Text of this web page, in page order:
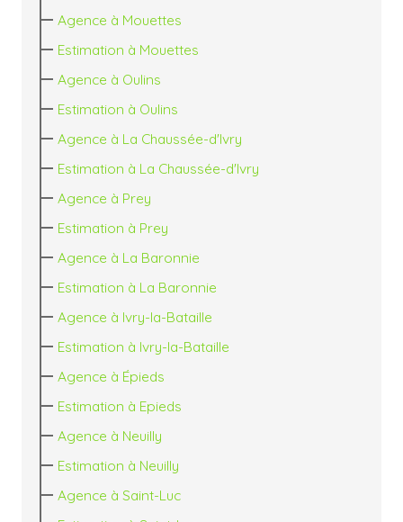
Agence à Mouettes
Estimation à Mouettes
Agence à Oulins
Estimation à Oulins
Agence à La Chaussée-d'Ivry
Estimation à La Chaussée-d'Ivry
Agence à Prey
Estimation à Prey
Agence à La Baronnie
Estimation à La Baronnie
Agence à Ivry-la-Bataille
Estimation à Ivry-la-Bataille
Agence à Épieds
Estimation à Epieds
Agence à Neuilly
Estimation à Neuilly
Agence à Saint-Luc